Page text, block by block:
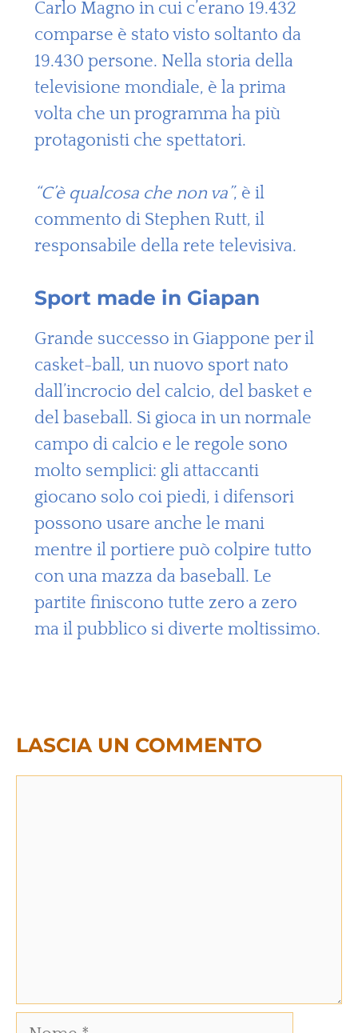
Carlo Magno in cui c’erano 19.432
comparse è stato visto soltanto da
19.430 persone. Nella storia della
televisione mondiale, è la prima
volta che un programma ha più
protagonisti che spettatori.
“C’è qualcosa che non va”, è il
commento di Stephen Rutt, il
responsabile della rete televisiva.
Sport made in Giapan
Grande successo in Giappone per il
casket-ball, un nuovo sport nato
dall’incrocio del calcio, del basket e
del baseball. Si gioca in un normale
campo di calcio e le regole sono
molto semplici: gli attaccanti
giocano solo coi piedi, i difensori
possono usare anche le mani
mentre il portiere può colpire tutto
con una mazza da baseball. Le
partite finiscono tutte zero a zero
ma il pubblico si diverte moltissimo.
LASCIA UN COMMENTO